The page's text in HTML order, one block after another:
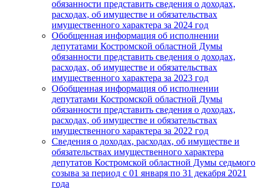
обязанности представить сведения о доходах,
расходах, об имуществе и обязательствах
имущественного характера за 2024 год
Обобщенная информация об исполнении
депутатами Костромской областной Думы
обязанности представить сведения о доходах,
расходах, об имуществе и обязательствах
имущественного характера за 2023 год
Обобщенная информация об исполнении
депутатами Костромской областной Думы
обязанности представить сведения о доходах,
расходах, об имуществе и обязательствах
имущественного характера за 2022 год
Сведения о доходах, расходах, об имуществе и
обязательствах имущественного характера
депутатов Костромской областной Думы седьмого
созыва за период с 01 января по 31 декабря 2021
года